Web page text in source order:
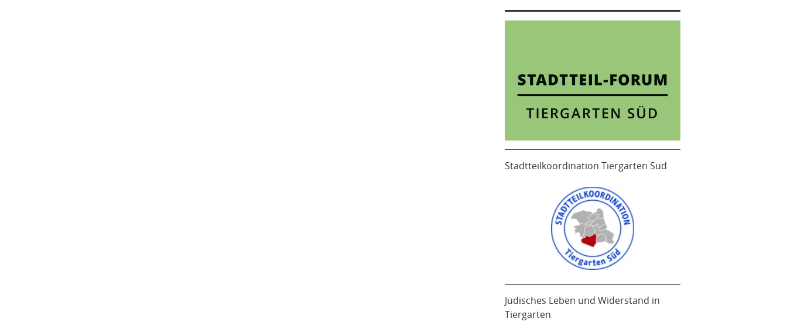
Stadtteilkoordination Tiergarten Süd
Jüdisches Leben und Widerstand in
Tiergarten